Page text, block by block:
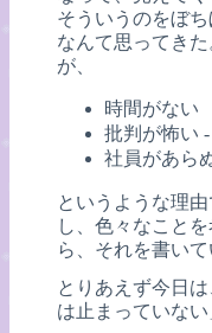
そういうのをぼ
なんて思ってき
が、
時間がない
批判が怖い
社員があら
というような理
し、色々なこと
ら、それを書い
とりあえず今日
は止まっていない